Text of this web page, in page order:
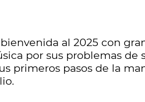
al 2025 con
por sus problemas de
primeros pasos de la